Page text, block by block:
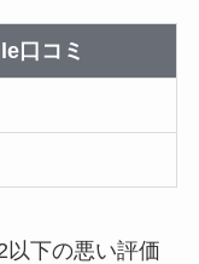
口コミ
以下の悪い評価